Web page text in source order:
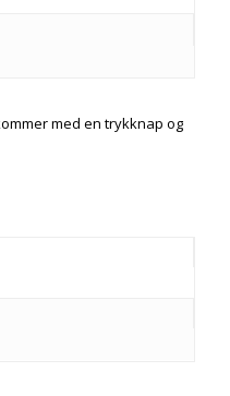
med en trykknap og